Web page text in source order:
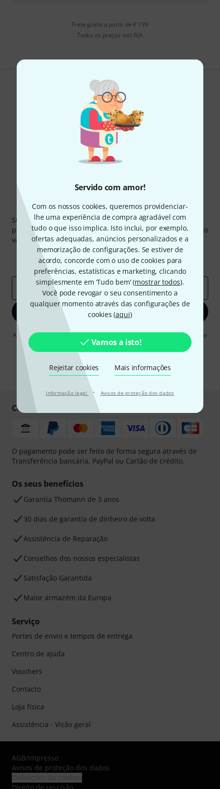
Servido com amor!
Com os nossos cookies, queremos providenciar-
lhe uma experiência de compra agradável com
tudo o que isso implica. Isto inclui, por exemplo,
ofertas adequadas, anúncios personalizados e a
memorização de configurações. Se estiver de
acordo, concorde com o uso de cookies para
preferências, estatísticas e marketing, clicando
simplesmente em ‘Tudo bem’ (mostrar todos).
Você pode revogar o seu consentimento a
qualquer momento através das configurações de
cookies (aqui)
Vamos a isto!
Rejeitar cookies Mais informações
Informação legal · Avisos de proteção dos dados
Frete grátis a partir de € 199
Todos os preços incl. IVA
Gosta do que vê?
Partilhar Ajuda e feedback
Newsletter Thomann
Subscreva a Newsletter da Thomann em inglês e com um
pouco de sorte você poderá ganhar um dos 50 vouchers
no
valor de50 € cada!
Contribuições inspiradoras
Ofertas
Insights da Thomann
Endereço de e-mail *
Inscreva-se agora
Ao clicar em "Inscreva-se agora", concordo em receber publicidade por
e-mail. Posso cancelar a assinatura a qualquer momento. Você pode
encontrar mais informações sobre a newsletter na nossadiretriz de
* Requeridos
Compre e pague em segurança
O pagamento pode ser feito de forma segura através de
Transferência bancária, PayPal ou Cartão de crédito.
Os seus benefícios
Garantia Thomann de 3 anos
30 dias de garantia de dinheiro de volta
Assistência de Reparação
Conselhos dos nossos especialistas
Satisfação Garantida
Maior armazém da Europa
Serviço
Portes de envio e tempos de entrega
Centro de ajuda
Vouchers
Contacto
Loja física
Assistência - Visão geral
AGB/Impresso
Avisos de proteção dos dados